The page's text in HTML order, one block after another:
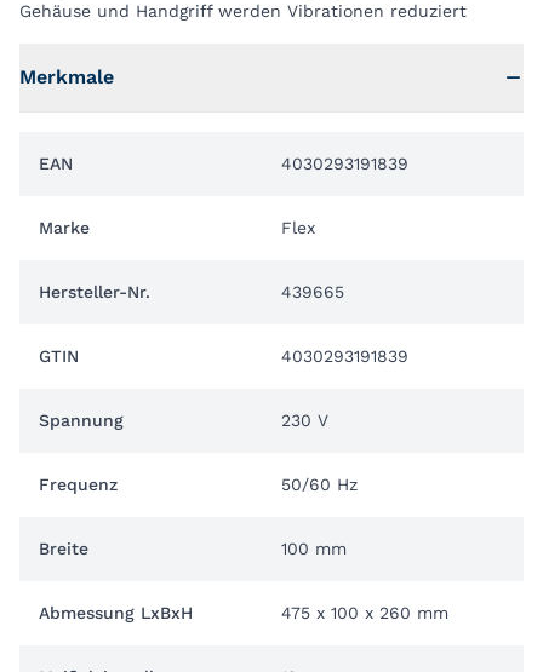
Gehäuse und Handgriff werden Vibrationen reduziert
Merkmale
EAN 4030293191839
Marke Flex
Hersteller-Nr. 439665
GTIN 4030293191839
Spannung 230 V
Frequenz 50/60 Hz
Breite 100 mm
Abmessung LxBxH 475 x 100 x 260 mm